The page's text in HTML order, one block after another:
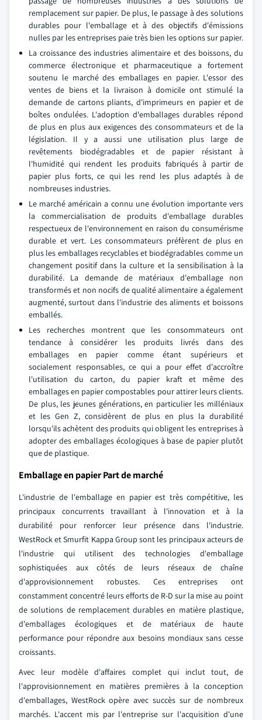
remplacement sur papier. De plus, le passage à des solutions
durables pour l'emballage et à des objectifs d'émissions
nulles par les entreprises paie très bien les options sur papier.
La croissance des industries alimentaire et des boissons, du
commerce électronique et pharmaceutique a fortement
soutenu le marché des emballages en papier. L'essor des
ventes de biens et la livraison à domicile ont stimulé la
demande de cartons pliants, d'imprimeurs en papier et de
boîtes ondulées. L'adoption d'emballages durables répond
de plus en plus aux exigences des consommateurs et de la
législation. Il y a aussi une utilisation plus large de
revêtements biodégradables et de papier résistant à
l'humidité qui rendent les produits fabriqués à partir de
papier plus forts, ce qui les rend les plus adaptés à de
nombreuses industries.
Le marché américain a connu une évolution importante vers
la commercialisation de produits d'emballage durables
respectueux de l'environnement en raison du consumérisme
durable et vert. Les consommateurs préfèrent de plus en
plus les emballages recyclables et biodégradables comme un
changement positif dans la culture et la sensibilisation à la
durabilité. La demande de matériaux d'emballage non
transformés et non nocifs de qualité alimentaire a également
augmenté, surtout dans l'industrie des aliments et boissons
emballés.
Les recherches montrent que les consommateurs ont
tendance à considérer les produits livrés dans des
emballages en papier comme étant supérieurs et
socialement responsables, ce qui a pour effet d'accroître
l'utilisation du carton, du papier kraft et même des
emballages en papier compostables pour attirer leurs clients.
De plus, les jeunes générations, en particulier les milléniaux
et les Gen Z, considèrent de plus en plus la durabilité
lorsqu'ils achètent des produits qui obligent les entreprises à
adopter des emballages écologiques à base de papier plutôt
que de plastique.
Emballage en papier Part de marché
L'industrie de l'emballage en papier est très compétitive, les
principaux concurrents travaillant à l'innovation et à la
durabilité pour renforcer leur présence dans l'industrie.
WestRock et Smurfit Kappa Group sont les principaux acteurs de
l'industrie qui utilisent des technologies d'emballage
sophistiquées aux côtés de leurs réseaux de chaîne
d'approvisionnement robustes. Ces entreprises ont
constamment concentré leurs efforts de R-D sur la mise au point
de solutions de remplacement durables en matière plastique,
d'emballages écologiques et de matériaux de haute
performance pour répondre aux besoins mondiaux sans cesse
croissants.
Avec leur modèle d'affaires complet qui inclut tout, de
l'approvisionnement en matières premières à la conception
d'emballages, WestRock opère avec succès sur de nombreux
marchés. L'accent mis par l'entreprise sur l'acquisition d'une